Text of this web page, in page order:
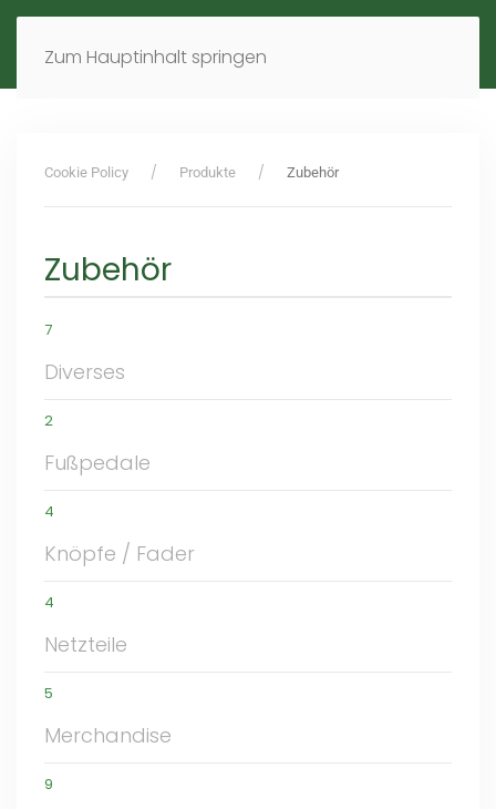
Zum Hauptinhalt springen
EN
Cookie Policy Produkte Zubehör
Zubehör
7
Diverses
2
Fußpedale
4
Knöpfe / Fader
4
Netzteile
5
Merchandise
9